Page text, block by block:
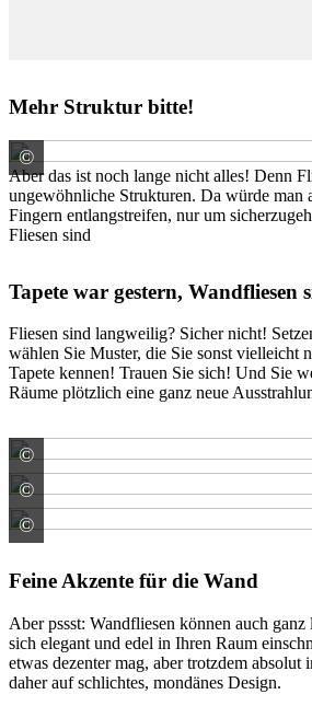
Mehr Struktur bitte!
©
V&B Fliesen GmbH, Marke
Aber das ist noch lange nicht alles! Denn
ungewöhnliche Strukturen. Da würde man
Fingern entlangstreifen, nur um
Fliesen sind
Tapete war gestern, Wandfliesen
Fliesen sind langweilig? Sicher nicht!
wählen Sie Muster, die Sie sonst vielleicht
Tapete kennen! Trauen Sie sich! Und Sie
Räume plötzlich eine ganz neue
© Fincibec S.p.A. - MONOCIBEC
© Meissen Keramik GmbH
© Fincibec S.p.A. - MONOCIBEC
Feine Akzente für die Wand
Aber pssst: Wandfliesen können auch ganz
sich elegant und edel in Ihren Raum
etwas dezenter mag, aber trotzdem absolut
daher auf schlichtes, mondänes Design.